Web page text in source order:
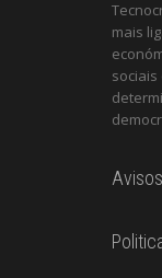
mais
sociais